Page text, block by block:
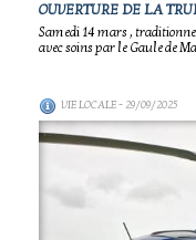
OUVERTURE DE LA
Samedi 14 mars ,
avec soins par le Gaule de
VIE LOCALE- 29/09/2025